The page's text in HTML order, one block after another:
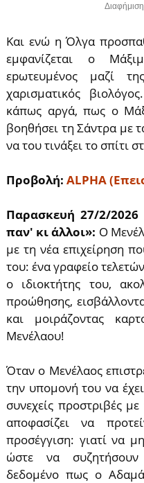
Και ενώ η Όλγα
εμφανίζεται ο
εpωτευμένος μαζί
χαρισματικός
κάπως αργά, πως ο
βοηθήσει τη Σάντρα με
να του τινάξει το σπίτι
Προβολή: ALPHA
Παρασκευή 27/2/
παν' κι άλλοι»: Ο
με τη νέα επιχείρηση
του: ένα γραφείο
ο ιδιοκτήτης του,
προώθησης,
και μοιράζοντας
Μενέλαου!
Όταν ο Μενέλαος
την υπομονή του να
συνεχείς προστριβές
αποφασίζει να
προσέγγιση: γιατί να
ώστε να συζητήσουν
δεδομένο πως ο